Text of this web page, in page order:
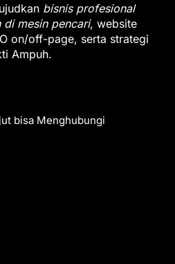
bisnis profesional
di mesin pencari, website
on/off-page, serta strategi
Ampuh.
bisa Menghubungi